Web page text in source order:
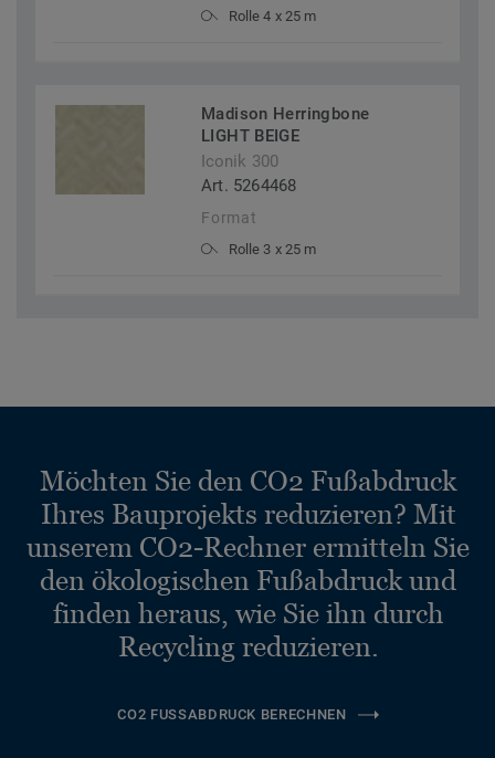
Rolle 4 x 25 m
Madison Herringbone
LIGHT BEIGE
Iconik 300
Art. 5264468
Format
Rolle 3 x 25 m
Möchten Sie den CO2 Fußabdruck
Ihres Bauprojekts reduzieren? Mit
unserem CO2-Rechner ermitteln Sie
den ökologischen Fußabdruck und
finden heraus, wie Sie ihn durch
Recycling reduzieren.
CO2 FUSSABDRUCK BERECHNEN